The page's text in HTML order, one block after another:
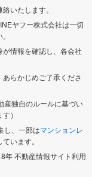
いたします。
ヤフー株式会社は一切
情報を確認し、各会社
らかじめご了承くださ
産独自のルールに基づい
）
し、一部はマンションレ
います。
年 不動産情報サイト利用